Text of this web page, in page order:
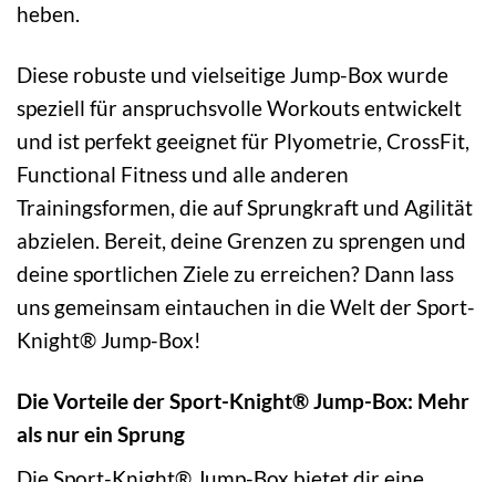
heben.
Diese robuste und vielseitige Jump-Box wurde
speziell für anspruchsvolle Workouts entwickelt
und ist perfekt geeignet für Plyometrie, CrossFit,
Functional Fitness und alle anderen
Trainingsformen, die auf Sprungkraft und Agilität
abzielen. Bereit, deine Grenzen zu sprengen und
deine sportlichen Ziele zu erreichen? Dann lass
uns gemeinsam eintauchen in die Welt der Sport-
Knight® Jump-Box!
Die Vorteile der Sport-Knight® Jump-Box: Mehr
als nur ein Sprung